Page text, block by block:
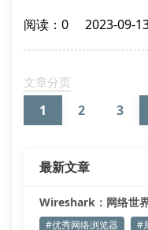
阅读：0 2023-09-
文章分页
1 2 3
最新文章
Wireshark：网络世
#优秀网络浏览器 #